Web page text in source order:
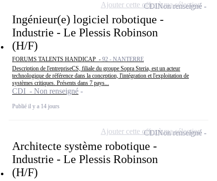
Ingénieur(e) logiciel robotique -
Industrie - Le Plessis Robinson
(H/F)
FORUMS TALENTS HANDICAP - 92 - NANTERRE
Description de l'entrepriseCS, filiale du groupe Sopra Steria, est un acteur
technologique de référence dans la conception, l'intégration et l'exploitation de
systèmes critiques. Présents dans 7 pays...
CDI - Non renseigné
Publié il y a 14 jours
CDINon renseigné
Ajouter cette offre à ma sélection
Architecte système robotique -
Industrie - Le Plessis Robinson
(H/F)
CDINon renseigné
Ajouter cette offre à ma sélection